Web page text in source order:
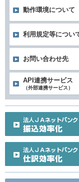
動作環境について
利用規定等につい
お問い合わせ先
API連携サービス
（外部連携サービス）